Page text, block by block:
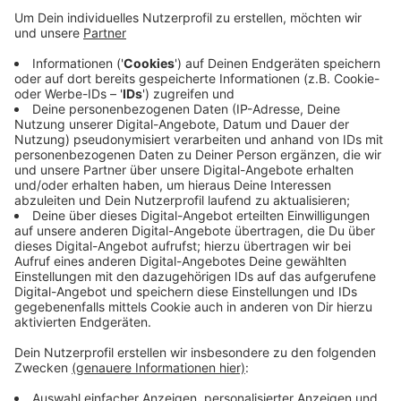
Veröffentlicht:Freitag, 22.11.2019 07:39
Anzeige
Die Wagen waren entlang der Frankfurter Straße in
Siegburg abgestellt. Laut eingener Aussage war er
darüber verärgert, dass er mit seinem Rollator nicht an
den geparkten Autos vorbeigekommen war. Diese
seien aber ordnungsgemäß abgestellt gewesen, so
das Gericht.CM
Anzeige